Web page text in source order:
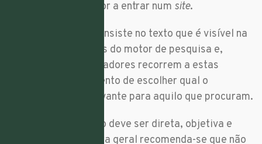
persuadir o utilizador a entrar num site.
A meta descrição consiste no texto que é visível na
página de resultados do motor de pesquisa e,
geralmente os utilizadores recorrem a estas
descrições no momento de escolher qual o
resultado mais relevante para aquilo que procuram.
Uma meta descrição deve ser direta, objetiva e
pouco extensa. Regra geral recomenda-se que não